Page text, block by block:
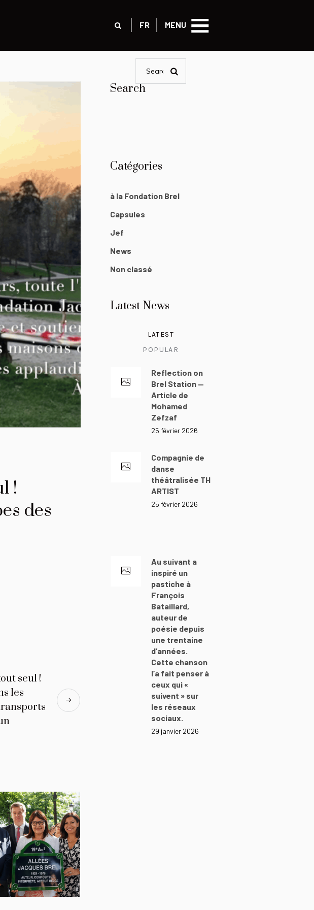
FR MENU
!
des
seul !
les
Search
Catégories
à la Fondation Brel
Capsules
Jef
News
Non classé
Latest News
LATEST
POPULAR
Reflection on
Brel Station —
Article de
Mohamed
Zefzaf
25 février 2026
Compagnie de
danse
théâtralisée THE
ARTIST
25 février 2026
Au suivant a
inspiré un
pastiche à
François
Bataillard,
auteur de
poésie depuis
une trentaine
d’années.
Cette chanson
l’a fait penser à
ceux qui «
suivent » sur
les réseaux
sociaux.
29 janvier 2026